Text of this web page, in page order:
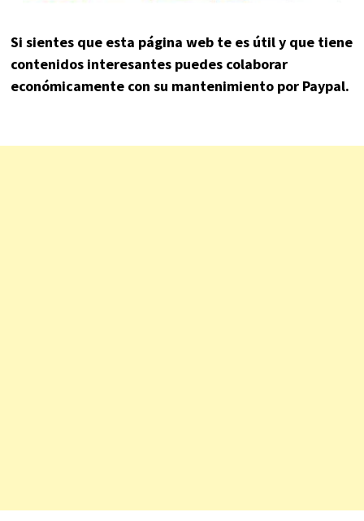
Si sientes que esta página web te es útil y que tiene
contenidos interesantes puedes colaborar
económicamente con su mantenimiento por Paypal.